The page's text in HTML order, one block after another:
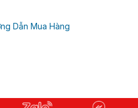
Dẫn Mua Hàng